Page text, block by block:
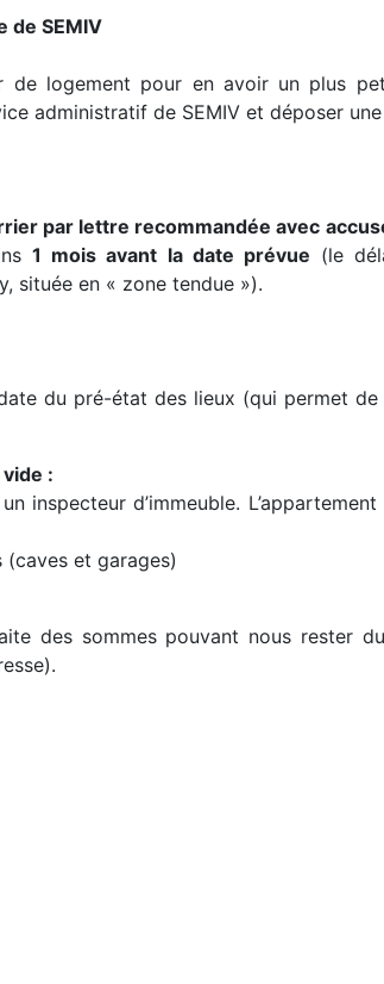
de SEMIV
logement pour en avoir un plus
administratif de SEMIV et déposer
par lettre recommandée avec
1 mois avant la date prévue (le
située en « zone tendue »).
du pré-état des lieux (qui permet
:
inspecteur d’immeuble.
et garages)
des sommes pouvant nous rester